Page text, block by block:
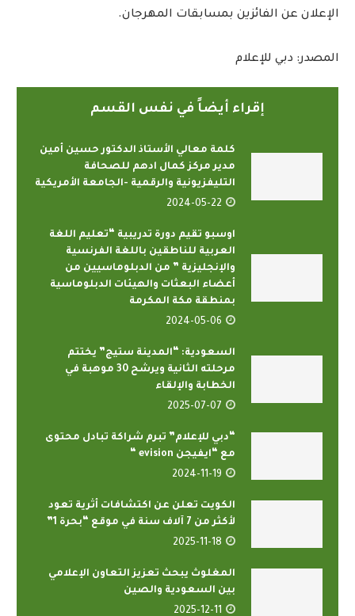
الإعلان عن الفائزين بمسابقات المهرجان.
المصدر: دبي للإعلام
إقراء أيضاً في نفس القسم
كلمة معالي الأستاذ الدكتور حسين أمين
مدير مركز كمال ادهم للصحافة
التليفزيونية والرقمية -الجامعة الأمريكية
2024-05-22
اوسبو تقيم دورة تدريبية “تعليم اللغة
العربية للناطقين باللغة الفرنسية
والإنجليزية ” من الدبلوماسيين من
أعضاء البعثات والهيئات الدبلوماسية
بمنطقة مكة المكرمة
2024-05-06
السعودية: “المدينة ستيج” يختتم
مرحلته الثانية ويرشح 30 موهبة في
الخطابة والإلقاء
2025-07-07
“دبي للإعلام” تبرم شراكة تبادل محتوى
مع “ايفيجن evision “
2024-11-19
الكويت تعلن عن اكتشافات أثرية تعود
لأكثر من 7 آلاف سنة في موقع “بحرة 1”
2025-11-18
المغلوث يبحث تعزيز التعاون الإعلامي
بين السعودية والصين
2025-12-11